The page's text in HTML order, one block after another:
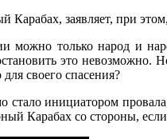
заявляет, при
можно только народ и
это
своего спасения?
инициатором
Карабах со стороны,